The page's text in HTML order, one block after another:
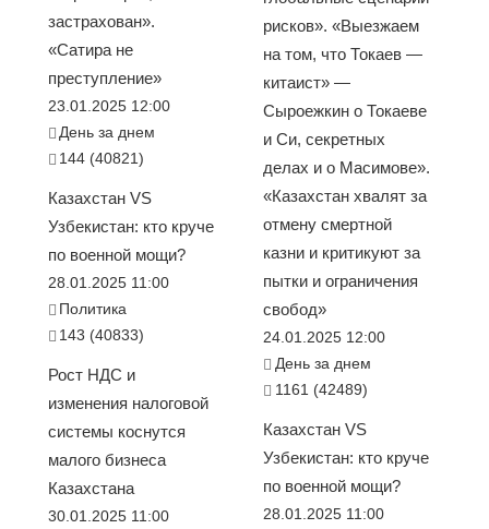
застрахован».
«Сатира не
преступление»
23.01.2025 12:00
День за днем
144 (40821)
Казахстан VS
Узбекистан: кто круче
по военной мощи?
28.01.2025 11:00
Политика
143 (40833)
Рост НДС и
изменения налоговой
системы коснутся
малого бизнеса
Казахстана
30.01.2025 11:00
рисков». «Выезжаем
на том, что Токаев —
китаист» —
Сыроежкин о Токаеве
и Си, секретных
делах и о Масимове».
«Казахстан хвалят за
отмену смертной
казни и критикуют за
пытки и ограничения
свобод»
24.01.2025 12:00
День за днем
1161 (42489)
Казахстан VS
Узбекистан: кто круче
по военной мощи?
28.01.2025 11:00